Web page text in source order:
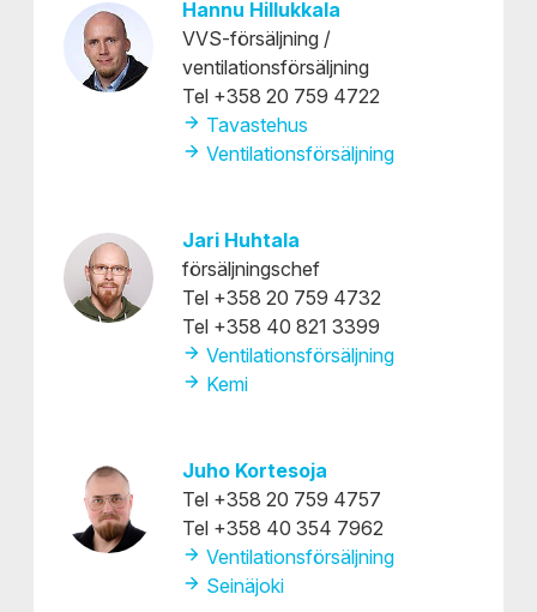
Hannu Hillukkala
VVS-försäljning /
ventilationsförsäljning
Tel +358 20 759 4722
Tavastehus
Ventilationsförsäljning
Jari Huhtala
försäljningschef
Tel +358 20 759 4732
Tel +358 40 821 3399
Ventilationsförsäljning
Kemi
Juho Kortesoja
Tel +358 20 759 4757
Tel +358 40 354 7962
Ventilationsförsäljning
Seinäjoki